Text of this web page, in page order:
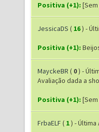
Positiva (+1):
JessicaDS ( 16) -
Positiva (+1):
MayckeBR( 0) -
Avaliação dada a
Positiva (+1):
FrbaELF( 1) - Última